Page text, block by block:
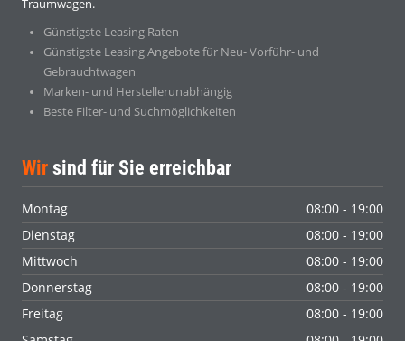
Traumwagen.
Günstigste Leasing Raten
Günstigste Leasing Angebote für Neu- Vorführ- und
Gebrauchtwagen
Marken- und Herstellerunabhängig
Beste Filter- und Suchmöglichkeiten
Wir sind für Sie erreichbar
Montag
08:00 - 19:00
Dienstag
08:00 - 19:00
Mittwoch
08:00 - 19:00
Donnerstag
08:00 - 19:00
Freitag
08:00 - 19:00